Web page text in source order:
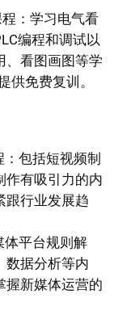
：学习电气看
编程和调试以
、看图画图等学
免费复训。
包括短视频制
作有吸引力的内
跟行业发展趋
平台规则解
数据分析等内
握新媒体运营的